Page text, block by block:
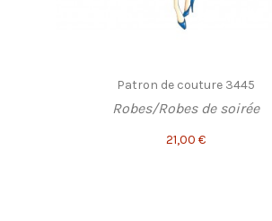
Patron de couture 3445
Robes/Robes de soirée
21,00 €